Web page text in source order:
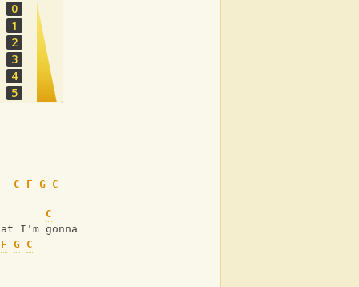
0
1
2
3
4
5
C F G C
C
I'm gonna do
F G C